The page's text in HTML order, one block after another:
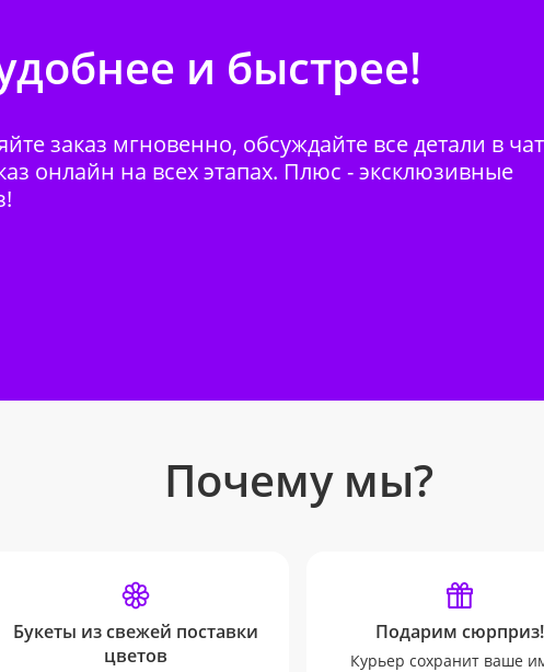
и быстрее!
заказ мгновенно, обсуждайте все детали в
онлайн на всех этапах. Плюс - эксклюзивные
Почему мы?
Букеты из свежей поставки
цветов
Подарим сюрприз!
Курьер сохранит ваше